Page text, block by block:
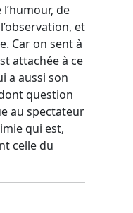
de
et
Car on sent à
attachée à ce
a aussi son
question
au spectateur
qui est,
celle du